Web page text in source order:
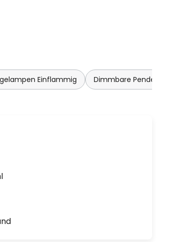
Einflammig Dimmbare